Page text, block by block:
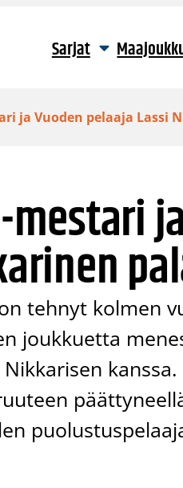
Sarjat
ja Vuoden pelaaja Lassi
tehnyt kolmen
joukkuetta